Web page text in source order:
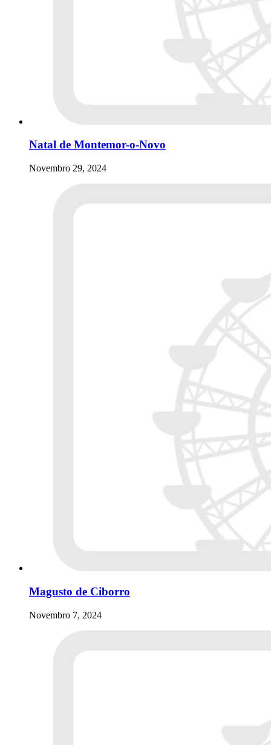
Natal de Montemor-o-Novo
Novembro 29, 2024
Magusto de Ciborro
Novembro 7, 2024